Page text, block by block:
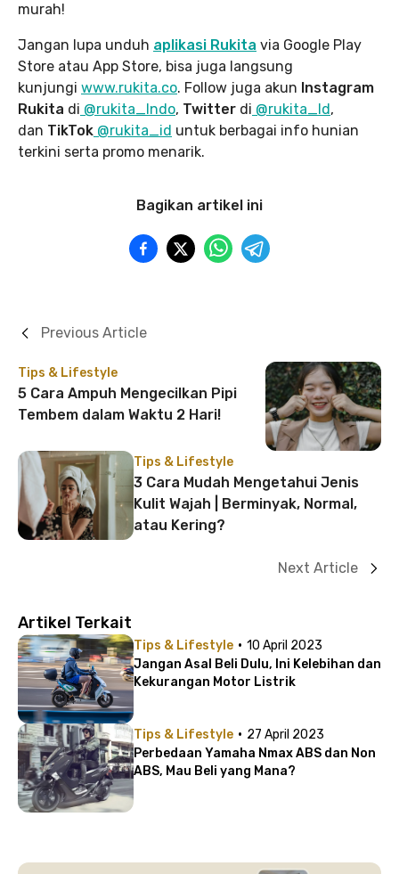
murah!
Jangan lupa unduh aplikasi Rukita via Google Play
Store atau App Store, bisa juga langsung
kunjungi www.rukita.co. Follow juga akun Instagram
Rukita di @rukita_Indo, Twitter di @rukita_Id,
dan TikTok @rukita_id untuk berbagai info hunian
terkini serta promo menarik.
Bagikan artikel ini
Tips & Lifestyle
5 Cara Ampuh Mengecilkan Pipi
Tembem dalam Waktu 2 Hari!
Previous Article
Tips & Lifestyle
3 Cara Mudah Mengetahui Jenis
Kulit Wajah | Berminyak, Normal,
atau Kering?
Next Article
Artikel Terkait
Tips & Lifestyle · 10 April 2023
Jangan Asal Beli Dulu, Ini Kelebihan dan
Kekurangan Motor Listrik
Tips & Lifestyle · 27 April 2023
Perbedaan Yamaha Nmax ABS dan Non
ABS, Mau Beli yang Mana?